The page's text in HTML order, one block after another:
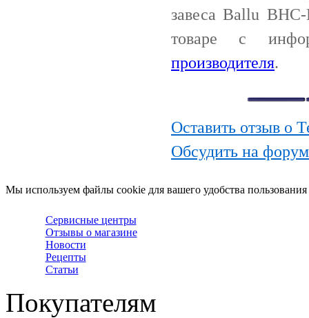
завеса Ballu
товаре с
производителя.
Оставить отзыв о
Обсудить на
Мы используем файлы cookie для вашего удобства
Сервисные центры
Отзывы о магазине
Новости
Рецепты
Статьи
Покупателям